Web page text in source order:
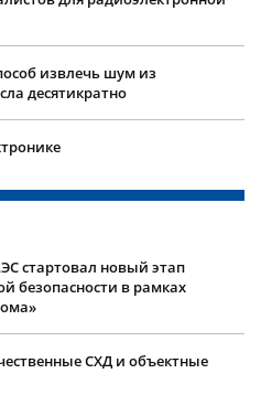
извлечь шум из
десятикратно
стартовал новый этап
безопасности в рамках
СХД и объектные